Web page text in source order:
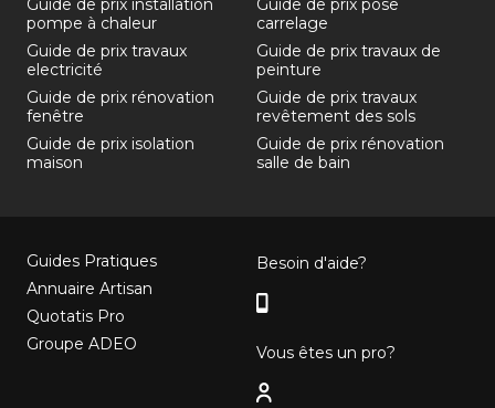
Guide de prix installation
pompe à chaleur
Guide de prix travaux
electricité
Guide de prix rénovation
fenêtre
Guide de prix isolation
maison
Guide de prix pose
carrelage
Guide de prix travaux de
peinture
Guide de prix travaux
revêtement des sols
Guide de prix rénovation
salle de bain
Guides Pratiques
Annuaire Artisan
Quotatis Pro
Groupe ADEO
Besoin d'aide?
Vous êtes un pro?